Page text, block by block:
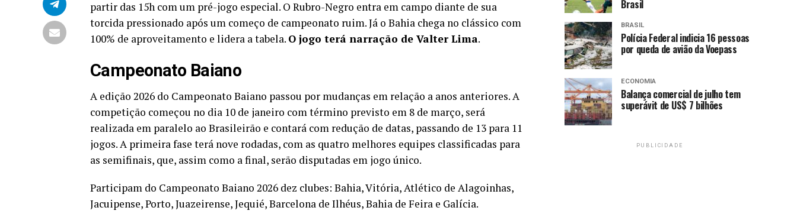
partir das 15h com um pré-jogo especial. O Rubro-Negro entra em campo diante de sua
torcida pressionado após um começo de campeonato ruim. Já o Bahia chega no clássico com
100% de aproveitamento e lidera a tabela. O jogo terá narração de Valter Lima.
Campeonato Baiano
A edição 2026 do Campeonato Baiano passou por mudanças em relação a anos anteriores. A
competição começou no dia 10 de janeiro com término previsto em 8 de março, será
realizada em paralelo ao Brasileirão e contará com redução de datas, passando de 13 para 11
jogos. A primeira fase terá nove rodadas, com as quatro melhores equipes classificadas para
as semifinais, que, assim como a final, serão disputadas em jogo único.
Participam do Campeonato Baiano 2026 dez clubes: Bahia, Vitória, Atlético de Alagoinhas,
Jacuipense, Porto, Juazeirense, Jequié, Barcelona de Ilhéus, Bahia de Feira e Galícia.
Brasil
BRASIL
Polícia Federal indicia 16 pessoas
por queda de avião da Voepass
ECONOMIA
Balança comercial de julho tem
superávit de US$ 7 bilhões
PUBLICIDADE